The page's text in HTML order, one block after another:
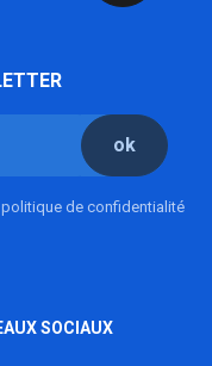
ok
de confidentialité
SOCIAUX